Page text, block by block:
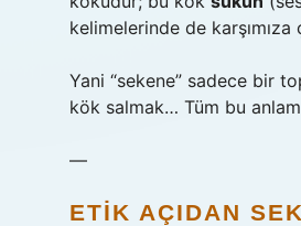
kelimelerinde de karşımıza
Yani “sekene” sadece bir
kök salmak… Tüm bu
—
ETIK AÇIDAN